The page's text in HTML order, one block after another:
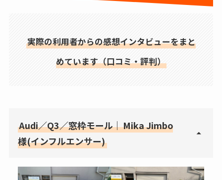
実際の利用者からの感想インタビューをまと
めています（口コミ・評判）
Audi／Q3／窓枠モール｜Mika Jimbo
様(インフルエンサー)